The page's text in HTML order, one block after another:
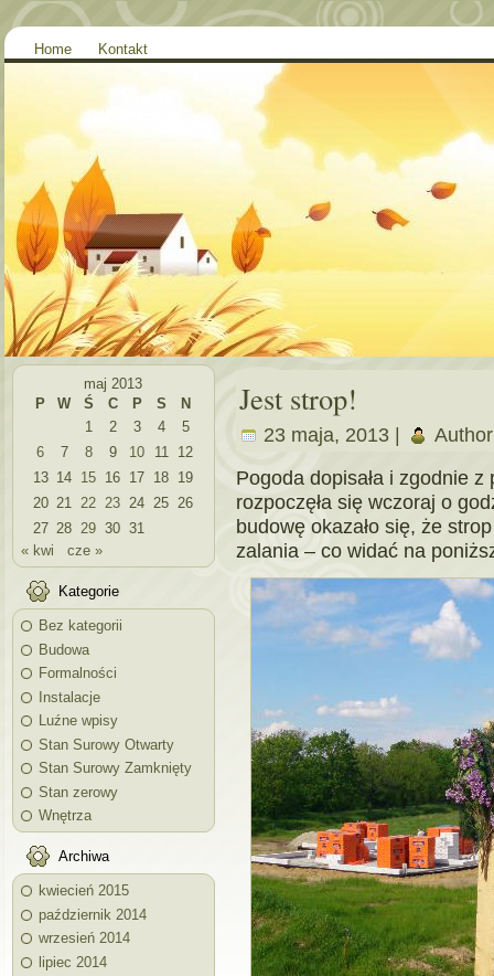
Home Kontakt
maj 2013
P
W Ś C P S
N
1
2 3 4
5
6
7 8 9 10 11 12
13 14 15 16 17 18 19
20 21 22 23 24 25 26
27 28 29 30 31
« kwi
cze »
Kategorie
Bez kategorii
Budowa
Formalności
Instalacje
Luźne wpisy
Stan Surowy Otwarty
Stan Surowy Zamknięty
Stan zerowy
Wnętrza
Archiwa
kwiecień 2015
październik 2014
wrzesień 2014
lipiec 2014
Jest strop!
23 maja, 2013 |
Pogoda dopisała i zgodnie
rozpoczęła się wczoraj o
budowę okazało się, że
zalania – co widać na